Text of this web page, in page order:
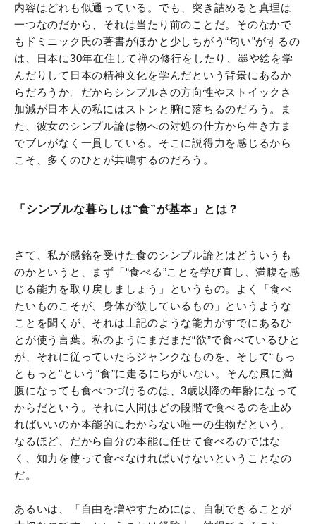
内容はどれも似通っている。でも、突き詰めると真理は
一つなのだから、それは当たり前のことだ。そのなかで
もドミニック氏の著書がほかと少しちがう“匂い”がするの
は、日本に30年在住して禅の修行をしたり、墨や絵を学
んだりして日本の精神文化を学んだという背景にあるか
らだろうか。だからシンプルさの方向性やストイックさ
加減が日本人の私にはストンと腑に落ちるのだろう。ま
た、彼女のシンプル論は物への対処の仕方から生き方ま
でブレがなく一貫している。そこに説得力を感じるから
こそ、多くのひとが共鳴するのだろう。
「シンプルな暮らしは“食”が基本」とは？
さて、私が感銘を受けた食のシンプル論とはどういうも
のかというと、まず「“食べる”ことを学び直し、満腹を感
じる能力を取り戻しましょう」というもの。よく「食べ
たいものこそが、身体が欲しているもの」というような
ことを聞くが、それは上記のような能力がすでにあるひ
とが使う言葉。私のようにまだまだ“欲”で食べているひと
が、それに従っていたらジャンクなものを、そして“もっ
ともっと”という“食”に走るにちがいない。そんな風に満
腹になっても食べつづけるのは、3歳以降の年齢になって
からだという。それに人間はどの段階で食べるのを止め
ればいいのか本能的にわからない唯一の生物だという。
なるほど、だから自分の本能に任せて食べるのではな
く、知力を使って食べなければいけないということなの
だ。
あるいは、「自由を増やすためには、自制できることが